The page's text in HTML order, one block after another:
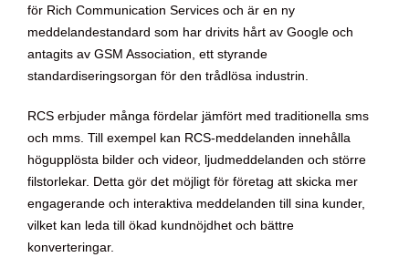
för Rich Communication Services och är en ny
meddelandestandard som har drivits hårt av Google och
antagits av GSM Association, ett styrande
standardiseringsorgan för den trådlösa industrin.
RCS erbjuder många fördelar jämfört med traditionella sms
och mms. Till exempel kan RCS-meddelanden innehålla
högupplösta bilder och videor, ljudmeddelanden och större
filstorlekar. Detta gör det möjligt för företag att skicka mer
engagerande och interaktiva meddelanden till sina kunder,
vilket kan leda till ökad kundnöjdhet och bättre
konverteringar.